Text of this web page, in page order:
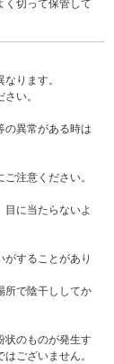
く切って保管して
ります。
い。
の異常がある時は
注意ください。
目に当たらないよ
がすることがあり
所で陰干ししてか
状のものが発生す
ございません。